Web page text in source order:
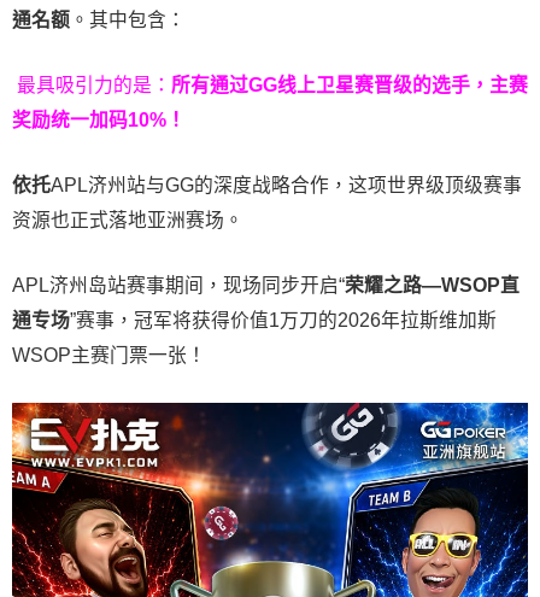
通名额 。其中包含：
最具吸引力的是： 所有通过GG线上卫星赛晋级的选手，主赛
奖励统一加码10% ！
依托APL济州站与GG的深度战略合作，这项世界级顶级赛事
资源也正式落地亚洲赛场。
APL济州岛站赛事期间，现场同步开启“荣耀之路—WSOP直
通专场”赛事，冠军将获得价值1万刀的2026年拉斯维加斯
WSOP主赛门票一张！